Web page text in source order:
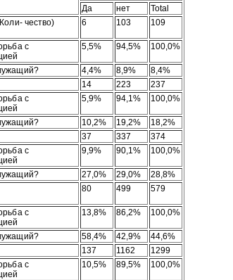
Да
нет
Total
чество) 6 103 109
с
5,5% 94,5% 100,0%
4,4% 8,9%
8,4%
14 223
237
с
5,9% 94,1% 100,0%
10,2% 19,2%
18,2%
37 337
374
с
9,9% 90,1% 100,0%
27,0% 29,0%
28,8%
80 499 579
с
13,8% 86,2% 100,0%
58,4% 42,9%
44,6%
137 1162
1299
с
10,5% 89,5% 100,0%